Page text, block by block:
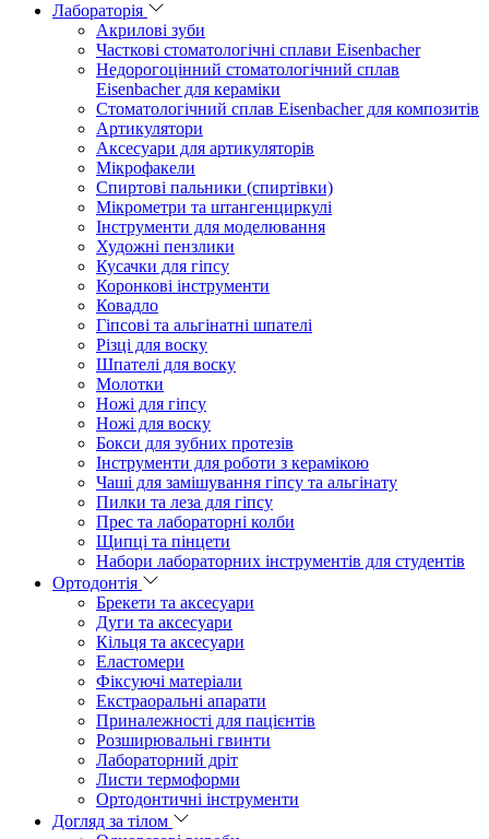
Лабораторія
Акрилові зуби
Часткові стоматологічні сплави Eisenbacher
Недорогоцінний стоматологічний сплав
Eisenbacher для кераміки
Стоматологічний сплав Eisenbacher для композитів
Артикулятори
Аксесуари для артикуляторів
Мікрофакели
Спиртові пальники (спиртівки)
Мікрометри та штангенциркулі
Інструменти для моделювання
Художні пензлики
Кусачки для гіпсу
Коронкові інструменти
Ковадло
Гіпсові та альгінатні шпателі
Різці для воску
Шпателі для воску
Молотки
Ножі для гіпсу
Ножі для воску
Бокси для зубних протезів
Інструменти для роботи з керамікою
Чаші для замішування гіпсу та альгінату
Пилки та леза для гіпсу
Прес та лабораторні колби
Щипці та пінцети
Набори лабораторних інструментів для студентів
Ортодонтія
Брекети та аксесуари
Дуги та аксесуари
Кільця та аксесуари
Еластомери
Фіксуючі матеріали
Екстраоральні апарати
Приналежності для пацієнтів
Розширювальні гвинти
Лабораторний дріт
Листи термоформи
Ортодонтичні інструменти
Догляд за тілом